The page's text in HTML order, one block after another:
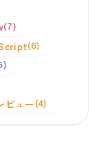
7
6
ビュー 4